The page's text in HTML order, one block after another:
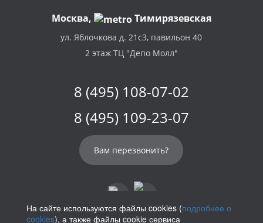
Москва, Тимирязевская
ул. Яблочкова д. 21с3, павильон 40
2 этаж ТЦ "Депо Молл"
8 (495) 108-07-02
8 (495) 109-23-07
Вам перезвонить?
На сайте используются файлы cookies (подробнее о
cookies), а также файлы cookie сервиса